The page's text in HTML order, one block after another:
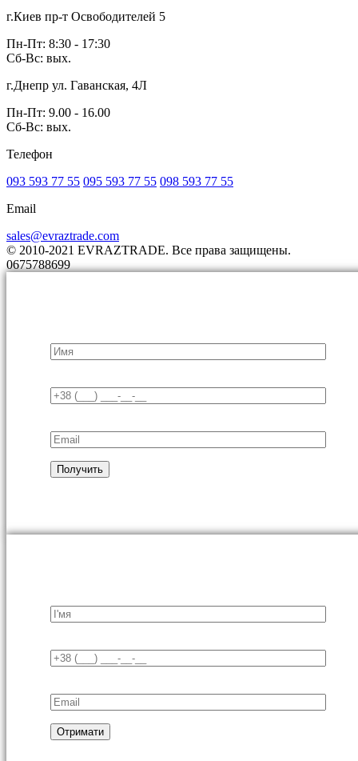
г.Киев пр-т Освободителей 5
Пн-Пт: 8:30 - 17:30
Сб-Вс: вых.
г.Днепр ул. Гаванская, 4Л
Пн-Пт: 9.00 - 16.00
Сб-Вс: вых.
Телефон
093 593 77 55 095 593 77 55 098 593 77 55
Email
sales@evraztrade.com
© 2010-2021 EVRAZTRADE. Все права защищены.
0675788699